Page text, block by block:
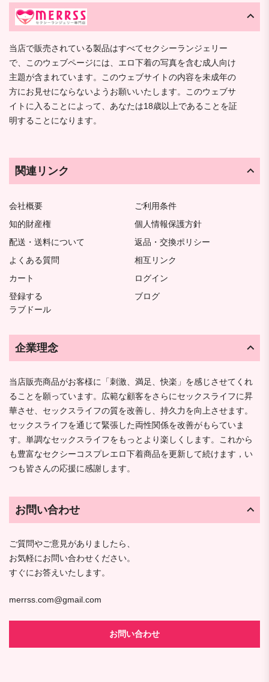
当店で販売されている製品はすべてセクシーランジェリー
で、このウェブページには、エロ下着の写真を含む成人向け
主題が含まれています。このウェブサイトの内容を未成年の
方にお見せにならないようお願いいたします。このウェブサ
イトに入ることによって、あなたは18歳以上であることを証
明することになります。
関連リンク
会社概要
ご利用条件
知的財産権
個人情報保護方針
配送・送料について
返品・交換ポリシー
よくある質問
相互リンク
カート
ログイン
登録する
ブログ
ラブドール
企業理念
当店販売商品がお客様に「刺激、満足、快楽」を感じさせてくれ
ることを願っています。広範な顧客をさらにセックスライフに昇
華させ、セックスライフの質を改善し、持久力を向上させます。
セックスライフを通じて緊張した両性関係を改善がもらていま
す。単調なセックスライフをもっとより楽しくします。これから
も豊富なセクシーコスプレエロ下着商品を更新して続けます，い
つも皆さんの応援に感謝します。
お問い合わせ
ご質問やご意見がありましたら、
お気軽にお問い合わせください。
すぐにお答えいたします。
merrss.com@gmail.com
お問い合わせ